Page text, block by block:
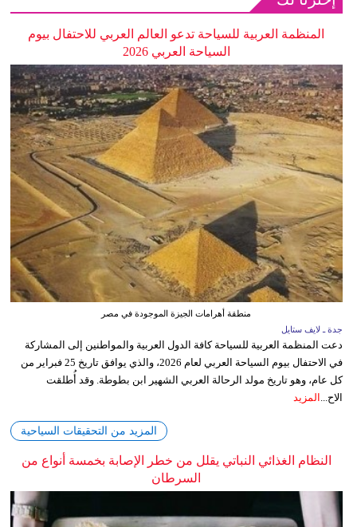
المنظمة العربية للسياحة تدعو العالم العربي للاحتفال بيوم
السياحة العربي 2026
منطقة أهرامات الجيزة الموجودة في مصر
جدة ـ لايف ستايل
دعت المنظمة العربية للسياحة كافة الدول العربية والمواطنين إلى المشاركة
في الاحتفال بيوم السياحة العربي لعام 2026، والذي يوافق تاريخ 25 فبراير من
كل عام، وهو تاريخ مولد الرحالة العربي الشهير ابن بطوطة. وقد أُطلقت
الاح... المزيد
المزيد من التحقيقات السياحية
النظام الغذائي النباتي يقلل من خطر الإصابة بخمسة أنواع من
السرطان